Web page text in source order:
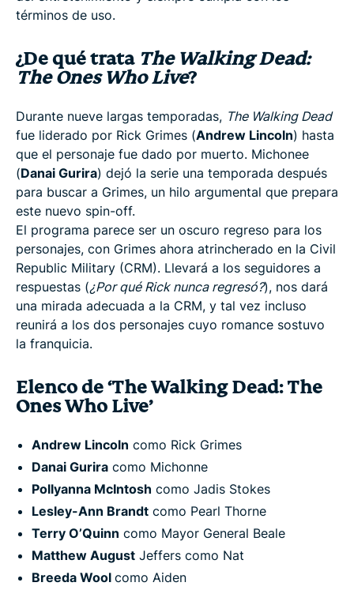
términos de uso.
¿De qué trata The Walking Dead:
The Ones Who Live?
Durante nueve largas temporadas, The Walking Dead
fue liderado por Rick Grimes (Andrew Lincoln) hasta
que el personaje fue dado por muerto. Michonee
(Danai Gurira) dejó la serie una temporada después
para buscar a Grimes, un hilo argumental que prepara
este nuevo spin-off.
El programa parece ser un oscuro regreso para los
personajes, con Grimes ahora atrincherado en la Civil
Republic Military (CRM). Llevará a los seguidores a
respuestas (¿Por qué Rick nunca regresó?), nos dará
una mirada adecuada a la CRM, y tal vez incluso
reunirá a los dos personajes cuyo romance sostuvo
la franquicia.
Elenco de ‘The Walking Dead: The
Ones Who Live’
Andrew Lincoln como Rick Grimes
Danai Gurira como Michonne
Pollyanna McIntosh como Jadis Stokes
Lesley-Ann Brandt como Pearl Thorne
Terry O’Quinn como Mayor General Beale
Matthew August Jeffers como Nat
Breeda Wool como Aiden